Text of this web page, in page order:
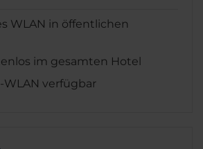
WLAN in öffentlichen
im gesamten Hotel
WLAN verfügbar